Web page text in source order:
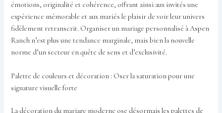
émotions, originalité et cohérence, offrant ainsi aux invités une
expérience mémorable et aux mariés le plaisir de voir leur univers
fidèlement retranscrit. Organiser un mariage personnalisé à Aspen
Ranch n’est plus une tendance marginale, mais bien la nouvelle
norme d’un secteur en quête de sens et d’exclusivité.
Palette de couleurs et décoration : Oser la saturation pour une
signature visuelle forte
La décoration du mariage moderne ose désormais les palettes de